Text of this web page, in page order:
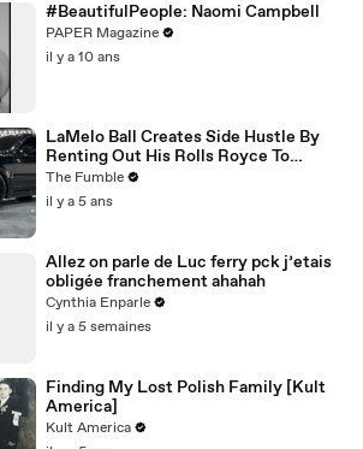
#BeautifulPeople: Naomi Campbell
PAPER Magazine
il y a 10 ans
LaMelo Ball Creates Side Hustle By
Renting Out His Rolls Royce To
Women Who Want To FLEX On The
Gram
The Fumble
il y a 5 ans
Allez on parle de Luc ferry pck j’etais
obligée franchement ahahah
Cynthia Enparle
il y a 5 semaines
Finding My Lost Polish Family [Kult
America]
Kult America